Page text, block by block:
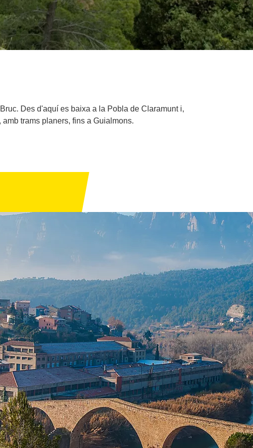
Des d'aquí es baixa a la Pobla de Claramunt i,
trams planers, fins a Guialmons.